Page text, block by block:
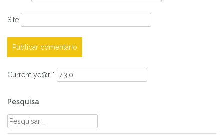
Site
Current ye@r *
Pesquisa
Pesquisar
por: